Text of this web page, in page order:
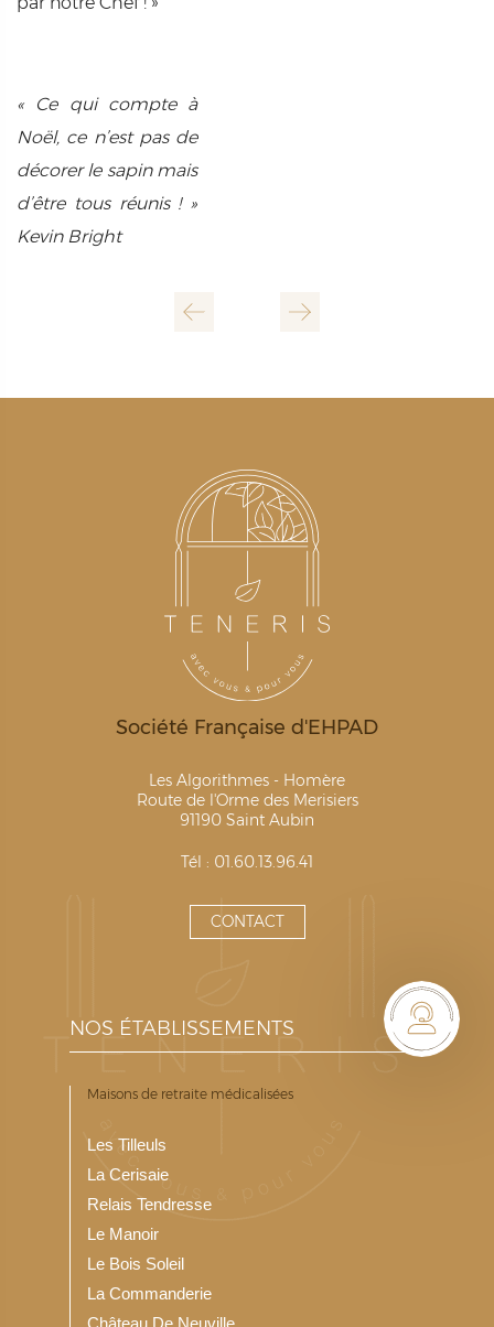
« Ce qui compte à
Noël, ce n’est pas de
décorer le sapin mais
d’être tous réunis ! »
Kevin Bright
Société Française d'EHPAD
Les Algorithmes - Homère
Route de l'Orme des Merisiers
91190 Saint Aubin
Tél : 01.60.13.96.41
CONTACT
NOS ÉTABLISSEMENTS
Maisons de retraite médicalisées
Les Tilleuls
La Cerisaie
Relais Tendresse
Le Manoir
Le Bois Soleil
La Commanderie